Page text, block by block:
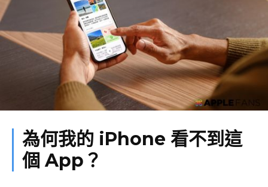
為何我的 iPhone 看不到這
個 App？